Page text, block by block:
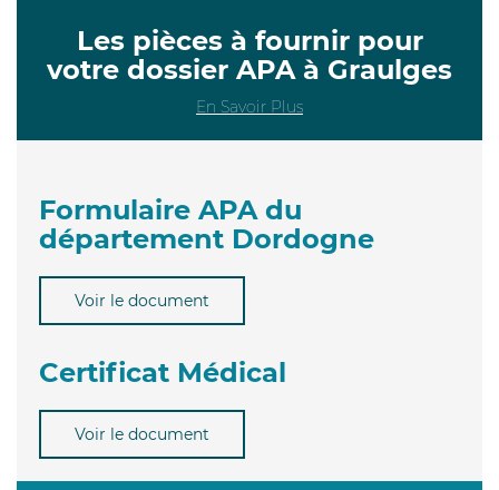
Les pièces à fournir pour
votre dossier APA à Graulges
En Savoir Plus
Formulaire APA du
département Dordogne
Voir le document
Certificat Médical
Voir le document